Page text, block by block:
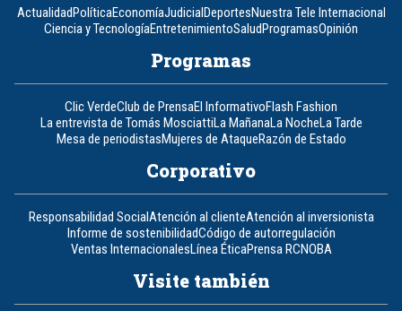
ActualidadPolíticaEconomíaJudicialDeportesNuestra Tele Internacional
Ciencia y TecnologíaEntretenimientoSaludProgramasOpinión
Programas
Clic VerdeClub de PrensaEl InformativoFlash Fashion
La entrevista de Tomás MosciattiLa MañanaLa NocheLa Tarde
Mesa de periodistasMujeres de AtaqueRazón de Estado
Corporativo
Responsabilidad SocialAtención al clienteAtención al inversionista
Informe de sostenibilidadCódigo de autorregulación
Ventas InternacionalesLínea ÉticaPrensa RCNOBA
Visite también